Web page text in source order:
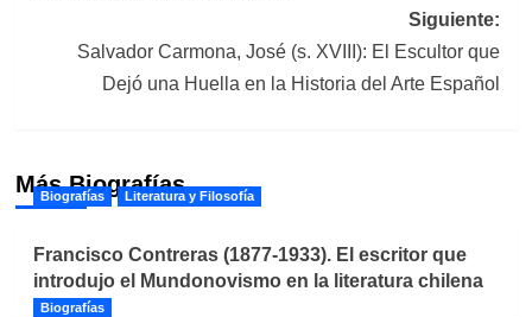
Siguiente:
Salvador Carmona, José (s. XVIII): El Escultor que
Dejó una Huella en la Historia del Arte Español
Más Biografías
Biografías Literatura y Filosofía
Francisco Contreras (1877-1933). El escritor que
introdujo el Mundonovismo en la literatura chilena
Biografías